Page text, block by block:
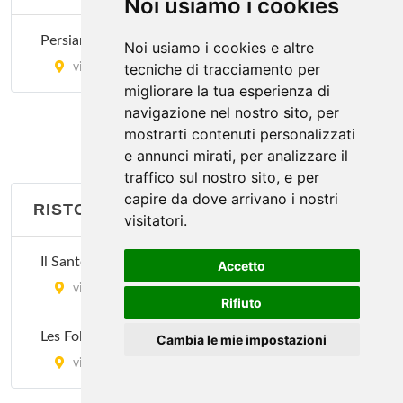
Noi usiamo i cookies
Noi usiamo i cookies e altre
tecniche di tracciamento per
migliorare la tua esperienza di
navigazione nel nostro sito, per
mostrarti contenuti personalizzati
e annunci mirati, per analizzare il
traffico sul nostro sito, e per
capire da dove arrivano i nostri
visitatori.
Accetto
Rifiuto
Cambia le mie impostazioni
Persian Red Rose
via Tortona 20, Milano
RISTORANTI FRANCESI
Il Santo Bevitore
via Aleardo Aleardi 22, Milano
Les Folies
via Francesco Ferruccio 22, Milano